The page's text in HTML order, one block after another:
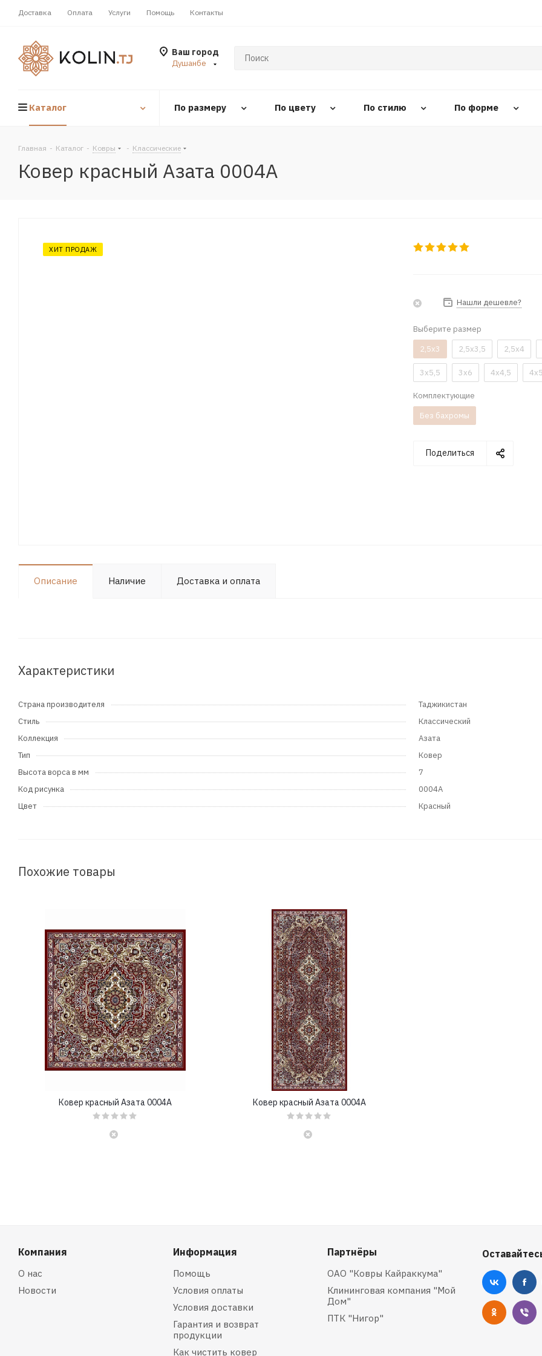
Доставка Оплата Услуги Помощь Контакты
Ваш город
Душанбе
Каталог По размеру По цвету По стилю По форме
Главная - Каталог - Ковры - Классические
Ковер красный Азата 0004A
ХИТ ПРОДАЖ
Нашли дешевле?
Выберите размер
2,5x3
2,5x3,5 2,5x4
3x5,5 3x6 4x4,5 4x5
Комплектующие
Без бахромы
Поделиться
Описание Наличие Доставка и оплата
Характеристики
Страна производителя
Таджикистан
Стиль
Классический
Коллекция
Азата
Тип
Ковер
Высота ворса в мм
7
Код рисунка
0004A
Цвет
Красный
Похожие товары
Ковер красный Азата 0004A Ковер красный Азата 0004A
Компания
О нас
Новости
Информация
Помощь
Условия оплаты
Условия доставки
Гарантия и возврат
продукции
Как чистить ковер
Партнёры
ОАО "Ковры Кайраккума"
Клининговая компания "Мой
Дом"
ПТК "Нигор"